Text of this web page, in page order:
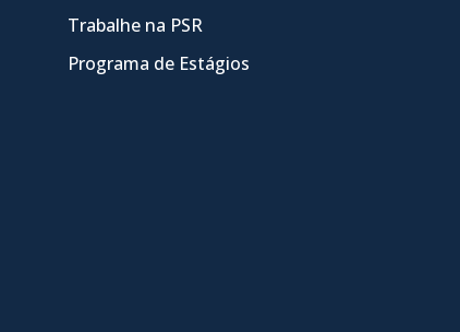
Trabalhe na PSR
Programa de Estágios